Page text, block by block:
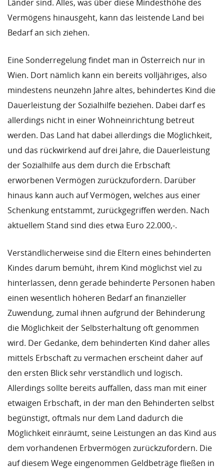
Länder sind. Alles, was über diese Mindesthöhe des
Vermögens hinausgeht, kann das leistende Land bei
Bedarf an sich ziehen.
Eine Sonderregelung findet man in Österreich nur in
Wien. Dort nämlich kann ein bereits volljähriges, also
mindestens neunzehn Jahre altes, behindertes Kind die
Dauerleistung der Sozialhilfe beziehen. Dabei darf es
allerdings nicht in einer Wohneinrichtung betreut
werden. Das Land hat dabei allerdings die Möglichkeit,
und das rückwirkend auf drei Jahre, die Dauerleistung
der Sozialhilfe aus dem durch die Erbschaft
erworbenen Vermögen zurückzufordern. Darüber
hinaus kann auch auf Vermögen, welches aus einer
Schenkung entstammt, zurückgegriffen werden. Nach
aktuellem Stand sind dies etwa Euro 22.000,-.
Verständlicherweise sind die Eltern eines behinderten
Kindes darum bemüht, ihrem Kind möglichst viel zu
hinterlassen, denn gerade behinderte Personen haben
einen wesentlich höheren Bedarf an finanzieller
Zuwendung, zumal ihnen aufgrund der Behinderung
die Möglichkeit der Selbsterhaltung oft genommen
wird. Der Gedanke, dem behinderten Kind daher alles
mittels Erbschaft zu vermachen erscheint daher auf
den ersten Blick sehr verständlich und logisch.
Allerdings sollte bereits auffallen, dass man mit einer
etwaigen Erbschaft, in der man den Behinderten selbst
begünstigt, oftmals nur dem Land dadurch die
Möglichkeit einräumt, seine Leistungen an das Kind aus
dem vorhandenen Erbvermögen zurückzufordern. Die
auf diesem Wege eingenommen Geldbeträge fließen in